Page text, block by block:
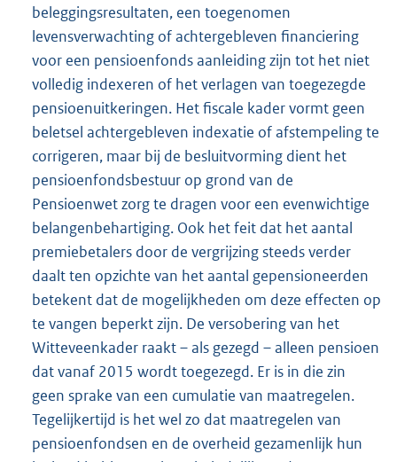
beleggingsresultaten, een toegenomen
levensverwachting of achtergebleven financiering
voor een pensioenfonds aanleiding zijn tot het niet
volledig indexeren of het verlagen van toegezegde
pensioenuitkeringen. Het fiscale kader vormt geen
beletsel achtergebleven indexatie of afstempeling te
corrigeren, maar bij de besluitvorming dient het
pensioenfondsbestuur op grond van de
Pensioenwet zorg te dragen voor een evenwichtige
belangenbehartiging. Ook het feit dat het aantal
premiebetalers door de vergrijzing steeds verder
daalt ten opzichte van het aantal gepensioneerden
betekent dat de mogelijkheden om deze effecten op
te vangen beperkt zijn. De versobering van het
Witteveenkader raakt – als gezegd – alleen pensioen
dat vanaf 2015 wordt toegezegd. Er is in die zin
geen sprake van een cumulatie van maatregelen.
Tegelijkertijd is het wel zo dat maatregelen van
pensioenfondsen en de overheid gezamenlijk hun